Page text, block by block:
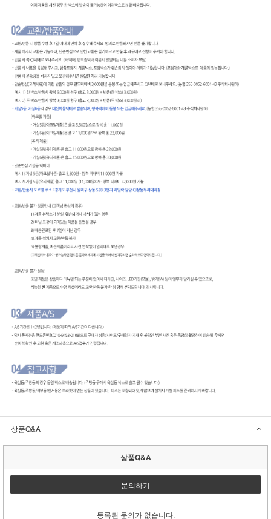
상품Q&A
상품Q&A
문의하기
등록된 문의가 없습니다.